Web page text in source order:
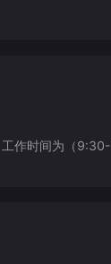
工作时间为（